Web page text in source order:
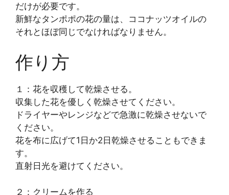
だけが必要です。
新鮮なタンポポの花の量は、ココナッツオイルの
それとほぼ同じでなければなりません。
作り方
１：花を収穫して乾燥させる。
収集した花を優しく乾燥させてください。
ドライヤーやレンジなどで急激に乾燥させないで
ください。
花を布に広げて1日か2日乾燥させることもできま
す。
直射日光を避けてください。
２：クリームを作る